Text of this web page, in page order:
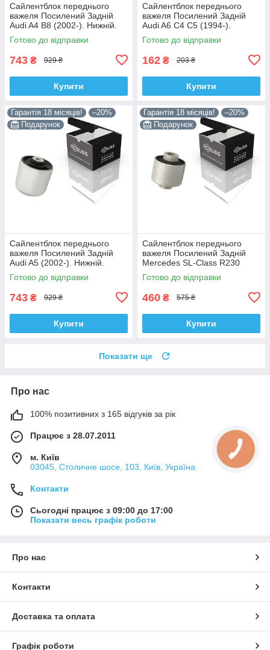
Сайлентблок переднього
важеля Посилений Задній
Audi A4 B8 (2002-). Нижній.
Корея ACSUSS! 4H0407183 ,
TD1247W , VKDS331074
Готово до відправки
743 ₴ 929 ₴
Купити
Сайлентблок переднього
важеля Посилений Задній
Audi A6 C4 C5 (1994-).
Верхній. Корея ACSUSS!
35379 , JBU138 , TD1062W
Готово до відправки
162 ₴ 203 ₴
Купити
Гарантія 18 місяців!
–20%
Подарунок
Сайлентблок переднього
важеля Посилений Задній
Audi A5 (2002-). Нижній.
Корея ACSUSS! 4H0407183 ,
TD1247W , VKDS331074
Готово до відправки
743 ₴ 929 ₴
Купити
Гарантія 18 місяців!
–20%
Подарунок
Сайлентблок переднього
важеля Посилений Задній
Mercedes SL-Class R230
(2006-). Корея ACSUSS!
28744 , TD4208W ,
Готово до відправки
460 ₴ 575 ₴
Купити
Показати ще
Про нас
100% позитивних з 165 відгуків за рік
Працює з 28.07.2011
м. Київ
03045, Столичне шосе, 103, Київ, Україна
Контакти
Сьогодні працює з 09:00 до 17:00
Показати весь графік роботи
Про нас
Контакти
Доставка та оплата
Графік роботи